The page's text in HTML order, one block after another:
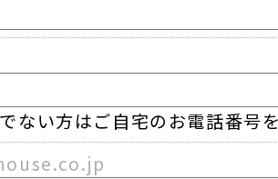
ない方はご自宅のお電話番号